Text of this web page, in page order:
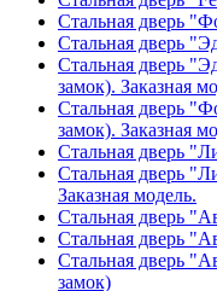
Стальная дверь
Стальная дверь
Стальная дверь
замок). Заказная
Стальная дверь
замок). Заказная
Стальная дверь
Стальная дверь
Заказная модель.
Стальная дверь
Стальная дверь
Стальная дверь
замок)